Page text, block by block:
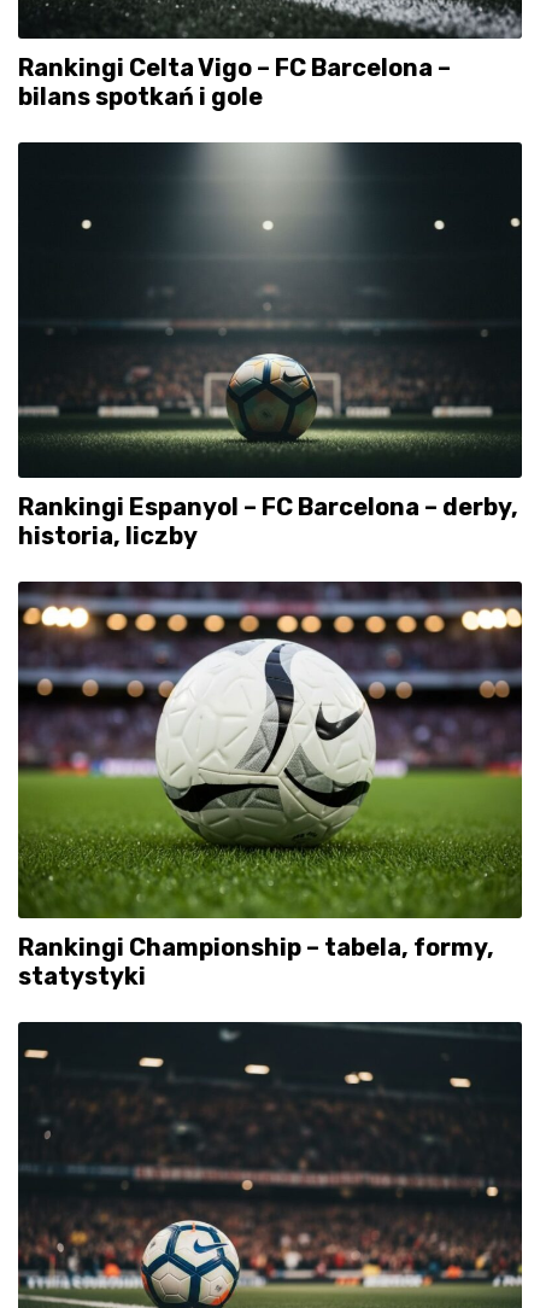
Rankingi Celta Vigo – FC Barcelona –
bilans spotkań i gole
Rankingi Espanyol – FC Barcelona – derby,
historia, liczby
Rankingi Championship – tabela, formy,
statystyki